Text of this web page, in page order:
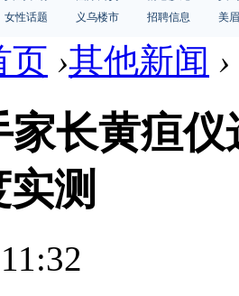
女性话题 义乌楼市 招聘信息 美
页 ›其他新闻 ›
家长黄疸
测